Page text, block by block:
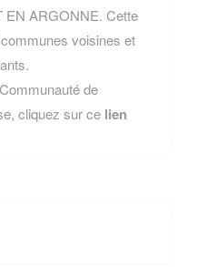
EN ARGONNE. Cette
voisines et
de
cliquez sur ce lien